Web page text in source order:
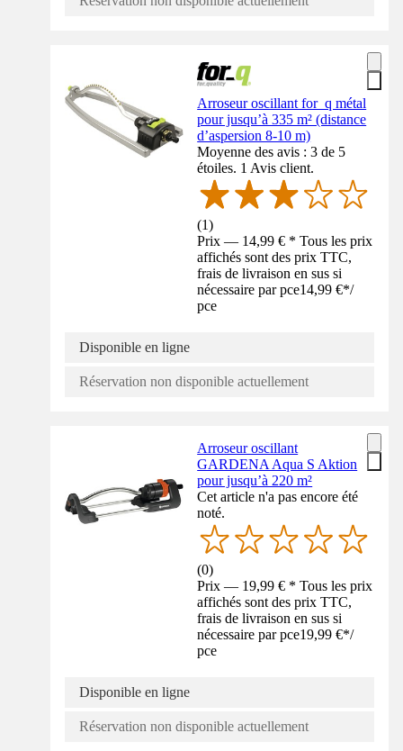
Arroseur oscillant for_q métal
pour jusqu’à 335 m² (distance
d’aspersion 8-10 m)
Moyenne des avis : 3 de 5
étoiles. 1 Avis client.
(1)
Prix — 14,99 € * Tous les prix
affichés sont des prix TTC,
frais de livraison en sus si
nécessaire par pce14,99 €*/
pce
Disponible en ligne
Réservation non disponible actuellement
Arroseur oscillant
GARDENA Aqua S Aktion
pour jusqu’à 220 m²
Cet article n'a pas encore été
noté.
(0)
Prix — 19,99 € * Tous les prix
affichés sont des prix TTC,
frais de livraison en sus si
nécessaire par pce19,99 €*/
pce
Disponible en ligne
Réservation non disponible actuellement